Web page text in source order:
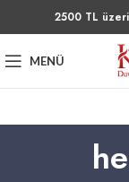
2500 TL üzeri
MENÜ